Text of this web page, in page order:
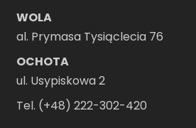
WOLA
al. Prymasa Tysiąclecia 76
OCHOTA
ul. Usypiskowa 2
Tel. (+48) 222-302-420